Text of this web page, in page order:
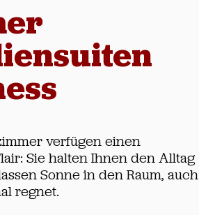
verfügen einen
Sie halten Ihnen den Alltag
Sonne in den Raum, auch
regnet.